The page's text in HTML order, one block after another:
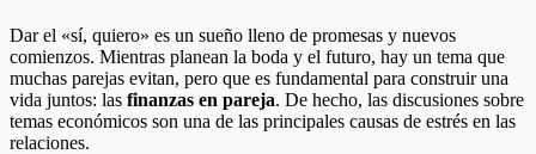
Dar el «sí, quiero» es un sueño lleno de promesas y nuevos
comienzos. Mientras planean la boda y el futuro, hay un tema que
muchas parejas evitan, pero que es fundamental para construir una
vida juntos: las finanzas en pareja. De hecho, las discusiones sobre
temas económicos son una de las principales causas de estrés en las
relaciones.